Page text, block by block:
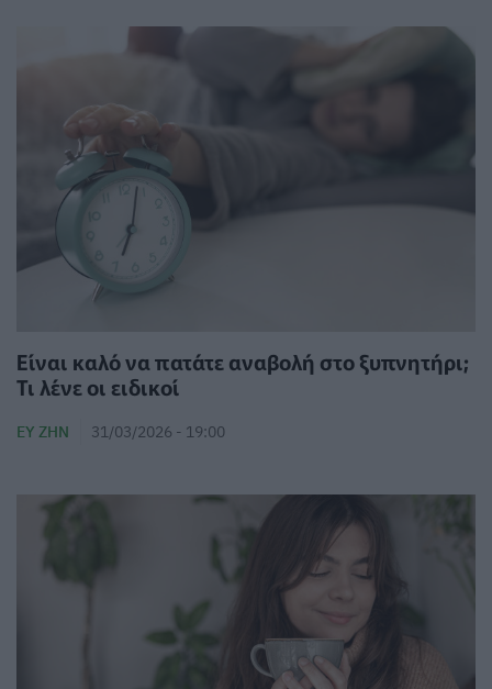
Είναι καλό να πατάτε αναβολή στο ξυπνητήρι;
Τι λένε οι ειδικοί
ΕΥ ΖΗΝ 31/03/2026 - 19:00